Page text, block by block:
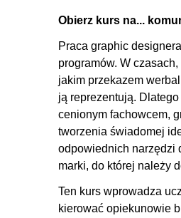
2.9. Brand experience
3. Kreacja
3.1. Kreacja -
3.2. Przedprojektowy
3.3. Grafika rastrowa a
3.4. Kompozycja
3.5. Skala
3.6. Kolor
Obierz kurs na...
Praca graphic
programów. W
jakim przekazem
ją reprezentują.
cenionym fachowcem,
tworzenia świadomej
odpowiednich narzędzi
marki, do której należy
Ten kurs wprowadza
kierować opiekunowie